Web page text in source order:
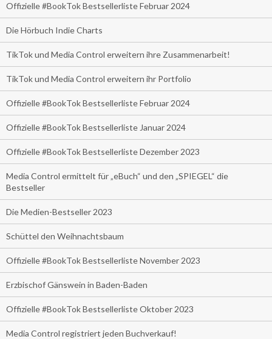
Offizielle #BookTok Bestsellerliste Februar 2024
Die Hörbuch Indie Charts
TikTok und Media Control erweitern ihre Zusammenarbeit!
TikTok und Media Control erweitern ihr Portfolio
Offizielle #BookTok Bestsellerliste Februar 2024
Offizielle #BookTok Bestsellerliste Januar 2024
Offizielle #BookTok Bestsellerliste Dezember 2023
Media Control ermittelt für „eBuch“ und den „SPIEGEL“ die
Bestseller
Die Medien-Bestseller 2023
Schüttel den Weihnachtsbaum
Offizielle #BookTok Bestsellerliste November 2023
Erzbischof Gänswein in Baden-Baden
Offizielle #BookTok Bestsellerliste Oktober 2023
Media Control registriert jeden Buchverkauf!